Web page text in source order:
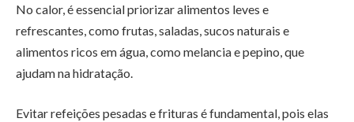
No calor, é essencial priorizar alimentos leves e
refrescantes, como frutas, saladas, sucos naturais e
alimentos ricos em água, como melancia e pepino, que
ajudam na hidratação.
Evitar refeições pesadas e frituras é fundamental, pois elas